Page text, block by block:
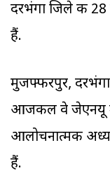
दरभंगा जिले की 28
हैं.
मुजफ्फरपुर,
आजकल वे जेएनयू में
आलोचनात्मक
हैं.